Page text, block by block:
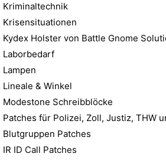
Kriminaltechnik
Krisensituationen
Kydex Holster von Battle Gnome
Laborbedarf
Lampen
Lineale & Winkel
Modestone Schreibblöcke
Patches für Polizei, Zoll, Justiz, THW
Blutgruppen Patches
IR ID Call Patches